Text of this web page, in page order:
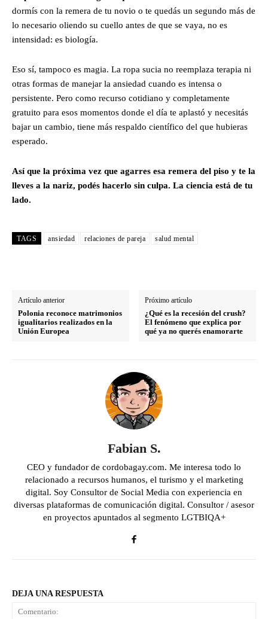
dormís con la remera de tu novio o te quedás un segundo más de
lo necesario oliendo su cuello antes de que se vaya, no es
intensidad: es biología.
Eso sí, tampoco es magia. La ropa sucia no reemplaza terapia ni
otras formas de manejar la ansiedad cuando es intensa o
persistente. Pero como recurso cotidiano y completamente
gratuito para esos momentos donde el día te aplastó y necesitás
bajar un cambio, tiene más respaldo científico del que hubieras
esperado.
Así que la próxima vez que agarres esa remera del piso y te la
lleves a la nariz, podés hacerlo sin culpa. La ciencia está de tu
lado.
TAGS ansiedad relaciones de pareja salud mental
Artículo anterior
Polonia reconoce matrimonios
igualitarios realizados en la
Unión Europea
Próximo artículo
¿Qué es la recesión del crush?
El fenómeno que explica por
qué ya no querés enamorarte
Fabian S.
CEO y fundador de cordobagay.com. Me interesa todo lo
relacionado a recursos humanos, el turismo y el marketing
digital. Soy Consultor de Social Media con experiencia en
diversas plataformas de comunicación digital. Consultor / asesor
en proyectos apuntados al segmento LGTBIQA+
DEJA UNA RESPUESTA